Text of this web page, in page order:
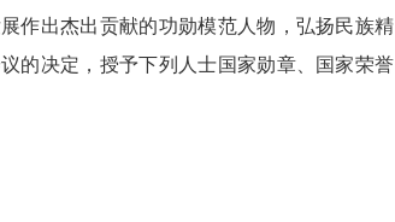
出杰出贡献的功勋模范人物，弘扬民族精
的决定，授予下列人士国家勋章、国家荣誉